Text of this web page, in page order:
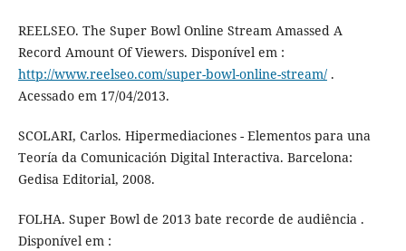
REELSEO. The Super Bowl Online Stream Amassed A
Record Amount Of Viewers. Disponível em :
http://www.reelseo.com/super-bowl-online-stream/.
Acessado em 17/04/2013.
SCOLARI, Carlos. Hipermediaciones - Elementos para una
Teoría da Comunicación Digital Interactiva. Barcelona:
Gedisa Editorial, 2008.
FOLHA. Super Bowl de 2013 bate recorde de audiência .
Disponível em :